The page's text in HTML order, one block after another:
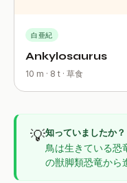
白亜紀
Ankylosaurus
10 m · 8 t · 草食
💡知っていましたか？
鳥は生きている恐
の獣脚類恐竜から